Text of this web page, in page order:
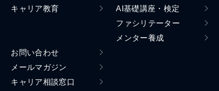
キャリア教育
AI基礎講座・検定
ファシリテーター
メンター養成
お問い合わせ
メールマガジン
キャリア相談窓口